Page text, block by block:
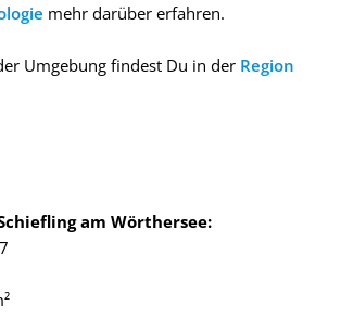
mehr darüber erfahren.
Umgebung findest Du in der Region
am Wörthersee: